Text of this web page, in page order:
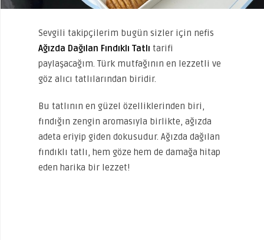
Sevgili takipçilerim bugün sizler için nefis
Ağızda Dağılan Fındıklı Tatlı tarifi
paylaşacağım. Türk mutfağının en lezzetli ve
göz alıcı tatlılarından biridir.
Bu tatlının en güzel özelliklerinden biri,
fındığın zengin aromasıyla birlikte, ağızda
adeta eriyip giden dokusudur. Ağızda dağılan
fındıklı tatlı, hem göze hem de damağa hitap
eden harika bir lezzet!